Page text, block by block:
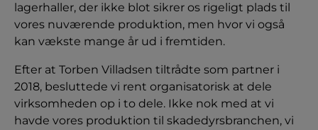
lagerhaller, der ikke blot sikrer os rigeligt plads til
vores nuværende produktion, men hvor vi også
kan vækste mange år ud i fremtiden.
Efter at Torben Villadsen tiltrådte som partner i
2018, besluttede vi rent organisatorisk at dele
virksomheden op i to dele. Ikke nok med at vi
havde vores produktion til skadedyrsbranchen, vi